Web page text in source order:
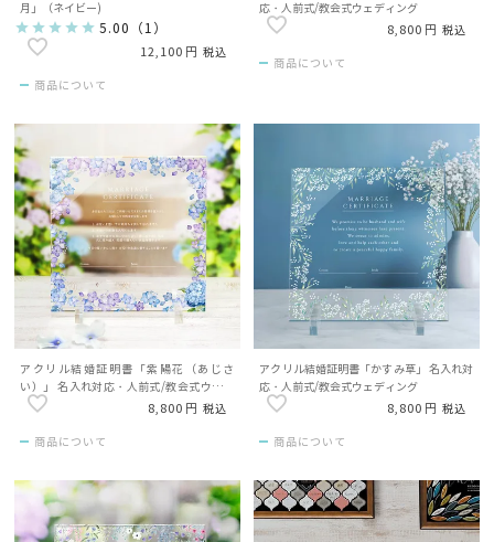
月」（ネイビー)
5.00 （ 1 ）
12,100 税込
商品について
応・人前式/教会式ウェディング
8,800 税込
商品について
アクリル結婚証明書「紫陽花（あじさ
い）」 名入れ対応・人前式/教会式ウェデ
ィング
8,800 税込
商品について
アクリル結婚証明書「かすみ草」 名入れ対
応・人前式/教会式ウェディング
8,800 税込
商品について